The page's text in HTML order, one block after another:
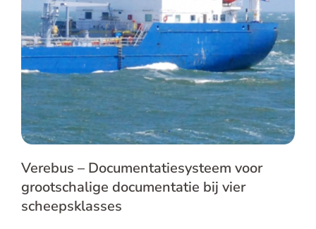
grootschalige documentatie bij vier
scheepsklasses
Verebus – Documentatiesysteem voor
grootschalige documentatie bij vier
scheepsklasses